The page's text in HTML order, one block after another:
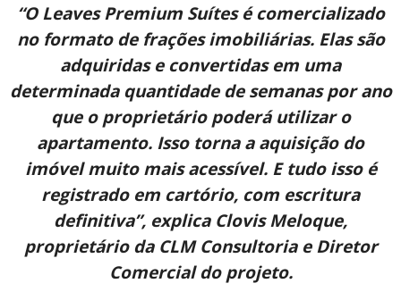
“O Leaves Premium Suítes é comercializado
no formato de frações imobiliárias. Elas são
adquiridas e convertidas em uma
determinada quantidade de semanas por ano
que o proprietário poderá utilizar o
apartamento. Isso torna a aquisição do
imóvel muito mais acessível. E tudo isso é
registrado em cartório, com escritura
definitiva”, explica Clovis Meloque,
proprietário da CLM Consultoria e Diretor
Comercial do projeto.